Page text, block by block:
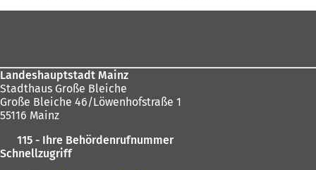
i
e
a
hier:
Landeshauptstadt Mainz
Stadthaus Große Bleiche
Große Bleiche 46/Löwenhofstraße 1
55116 Mainz
115 - Ihre Behördenrufnummer
Schnellzugriff